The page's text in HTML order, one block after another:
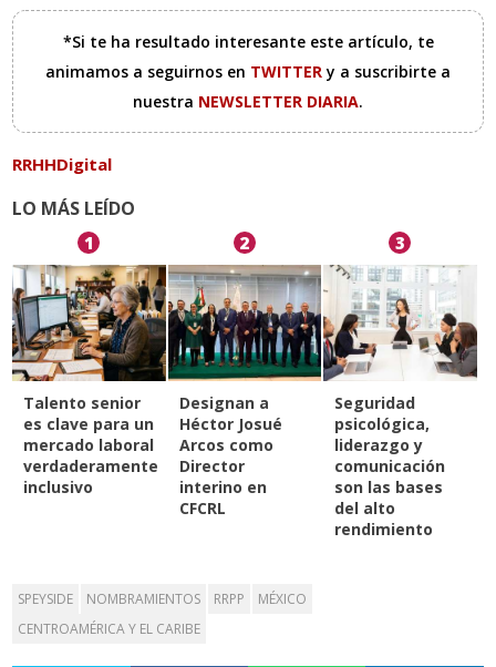
*Si te ha resultado interesante este artículo, te
animamos a seguirnos en TWITTERy a suscribirte a
nuestra NEWSLETTER DIARIA.
RRHHDigital
LO MÁS LEÍDO
1
Talento senior
es clave para un
mercado laboral
verdaderamente
inclusivo
2
Designan a
Héctor Josué
Arcos como
Director
interino en
CFCRL
3
Seguridad
psicológica,
liderazgo y
comunicación
son las bases
del alto
rendimiento
SPEYSIDE NOMBRAMIENTOS RRPP
MÉXICO
CENTROAMÉRICA Y EL CARIBE